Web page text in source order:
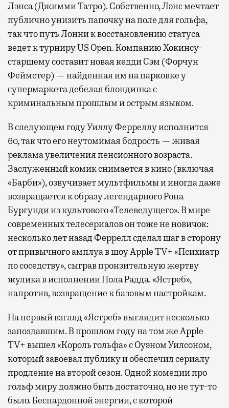
Лэнса (Джимми Татро). Собственно, Лэнс мечтает
публично унизить папочку на поле для гольфа,
так что путь Лонни к восстановлению статуса
ведет к турниру US Open. Компанию Хокинсу-
старшему составит новая кедди Сэм (Форчун
Феймстер) — найденная им на парковке у
супермаркета дебелая блондинка с
криминальным прошлым и острым языком.
В следующем году Уиллу Ферреллу исполнится
60, так что его неутомимая бодрость — живая
реклама увеличения пенсионного возраста.
Заслуженный комик снимается в кино (включая
«Барби»), озвучивает мультфильмы и иногда даже
возвращается к образу легендарного Рона
Бургунди из культового «Телеведущего». В мире
современных телесериалов он тоже не новичок:
несколько лет назад Феррелл сделал шаг в сторону
от привычного амплуа в шоу Apple TV+ «Психиатр
по соседству», сыграв пронзительную жертву
жулика в исполнении Пола Радда. «Ястреб»,
напротив, возвращение к базовым настройкам.
На первый взгляд «Ястреб» выглядит несколько
запоздавшим. В прошлом году на том же Apple
TV+ вышел «Король гольфа» с Оуэном Уилсоном,
который завоевал публику и обеспечил сериалу
продление на второй сезон. Одной комедии про
гольф миру должно быть достаточно, но не тут-то
было. Беспардонной энергии, с которой